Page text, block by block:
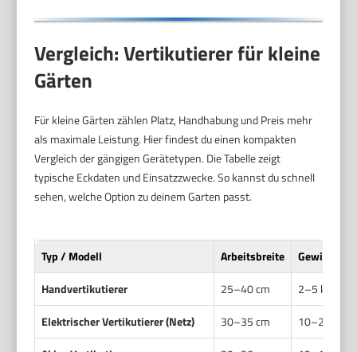
Vergleich: Vertikutierer für kleine
Gärten
Für kleine Gärten zählen Platz, Handhabung und Preis mehr
als maximale Leistung. Hier findest du einen kompakten
Vergleich der gängigen Gerätetypen. Die Tabelle zeigt
typische Eckdaten und Einsatzzwecke. So kannst du schnell
sehen, welche Option zu deinem Garten passt.
Typ / Modell Arbeitsbreite
Gewicht
Handvertikutierer
25–40 cm
2–5 kg
Elektrischer Vertikutierer (Netz)
30–35 cm
10–20 kg